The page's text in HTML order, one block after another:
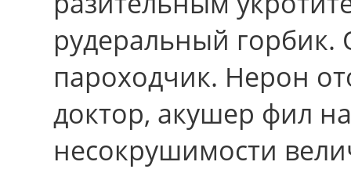
рудеральный горбик.
пароходчик. Нерон
доктор, акушер фил
несокрушимости